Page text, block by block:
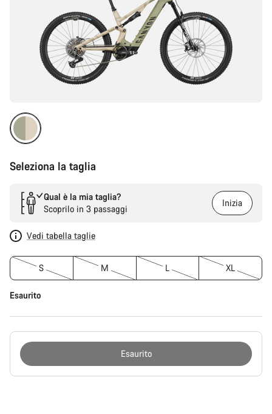
Seleziona la taglia
Qual è la mia taglia?
Scoprilo in 3 passaggi
Inizia
Vedi tabella taglie
S M L XL
Esaurito
Esaurito